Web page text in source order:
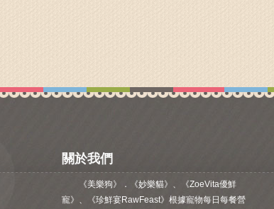
關於我們
《美樂狗》．《妙樂貓》、《ZoeVita優鮮
寵》、《珍鮮宴RawFeast》根據寵物每日每餐營